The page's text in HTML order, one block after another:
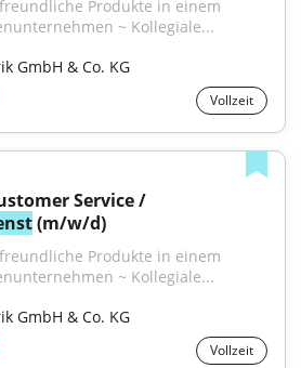
Produkte in einem
~ Kollegiale...
GmbH & Co. KG
Vollzeit
(m/w/d)
Produkte in einem
~ Kollegiale...
GmbH & Co. KG
Vollzeit